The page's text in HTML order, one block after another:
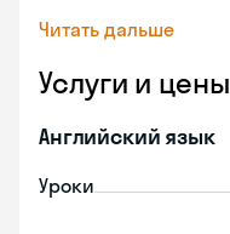
Читать дальше
Услуги и цены
Английский язык
Уроки